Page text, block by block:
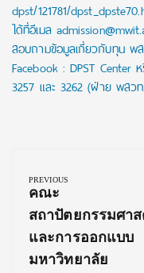
dpst/121781/
ได้ที่อีเมล
สอบถามข้อมูลเกี่ยวกับทุน พ
Facebook : DPST Center
3257 และ 3262 (ฝ่าย พสว
navigation
PREVIOUS
Previous
Post:
คณะ
สถาปัตยกรรมศา
และการออกแบบ
มหาวิทยาลัย